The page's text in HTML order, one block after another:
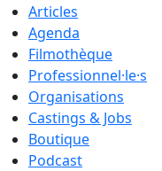
Articles
Agenda
Filmothèque
Professionnel·le·s
Organisations
Castings & Jobs
Boutique
Podcast